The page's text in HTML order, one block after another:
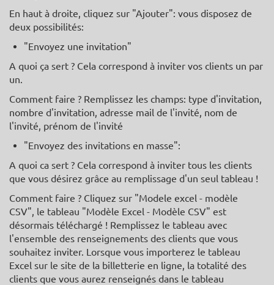
En haut à droite, cliquez sur "Ajouter": vous disposez de
deux possibilités:
"Envoyez une invitation"
A quoi ça sert ? Cela correspond à inviter vos clients un par
un.
Comment faire ? Remplissez les champs: type d'invitation,
nombre d'invitation, adresse mail de l'invité, nom de
l'invité, prénom de l'invité
"Envoyez des invitations en masse":
A quoi ca sert ? Cela correspond à inviter tous les clients
que vous désirez grâce au remplissage d'un seul tableau !
Comment faire ? Cliquez sur "Modele excel - modèle
CSV", le tableau "Modèle Excel - Modèle CSV" est
désormais téléchargé ! Remplissez le tableau avec
l'ensemble des renseignements des clients que vous
souhaitez inviter. Lorsque vous importerez le tableau
Excel sur le site de la billetterie en ligne, la totalité des
clients que vous aurez renseignés dans le tableau